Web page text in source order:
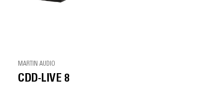
MARTIN AUDIO
CDD-LIVE 8